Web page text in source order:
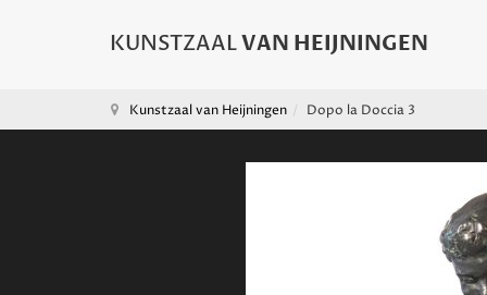
Kunstzaal van Heijningen Dopo la Doccia 3